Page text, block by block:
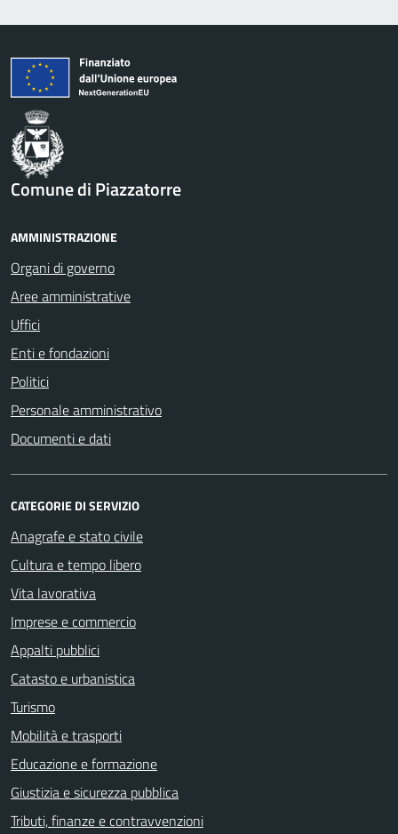
Comune di Piazzatorre
AMMINISTRAZIONE
Organi di governo
Aree amministrative
Uffici
Enti e fondazioni
Politici
Personale amministrativo
Documenti e dati
CATEGORIE DI SERVIZIO
Anagrafe e stato civile
Cultura e tempo libero
Vita lavorativa
Imprese e commercio
Appalti pubblici
Catasto e urbanistica
Turismo
Mobilità e trasporti
Educazione e formazione
Giustizia e sicurezza pubblica
Tributi, finanze e contravvenzioni